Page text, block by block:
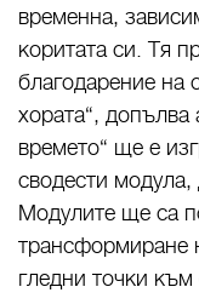
временна,
коритата си. Тя
благодарение на
хората“, допълва
времето“ ще е
сводести
Модулите ще са
трансформиране
гледни точки